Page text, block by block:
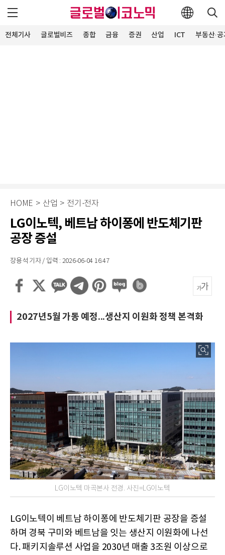
전체기사 글로벌비즈 종합 금융 증권 산업 ICT 부동산·
HOME > 산업 > 전기·전자
LG이노텍, 베트남 하이퐁에 반도체기판
공장 증설
장용석 기자 / 입력 : 2026-06-04 16:47
2027년5월 가동 예정...생산지 이원화 정책 본격화
LG이노텍 마곡본사 전경. 사진=LG이노텍
LG이노텍이 베트남 하이퐁에 반도체기판 공장을 증설
하며 경북 구미와 베트남을 잇는 생산지 이원화에 나선
다. 패키지솔루션 사업을 2030년 매출 3조원 이상으로